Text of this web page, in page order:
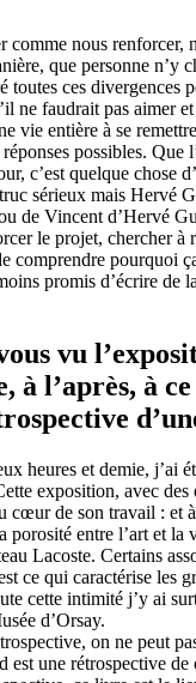
nous renforcer,
que personne n’y
toutes ces
faudrait pas aimer
vie entière à se
possibles.
c’est quelque chose
sérieux mais Hervé
de Vincent d’Hervé
le projet, chercher à
comprendre
promis d’écrire de
vu
à l’après, à
heures et demie, j’ai
exposition, avec
cœur de son travail : et
entre l’art et
Lacoste. Certains
ce qui caractérise les
cette intimité j’y ai
d’Orsay.
on ne peut
une rétrospective